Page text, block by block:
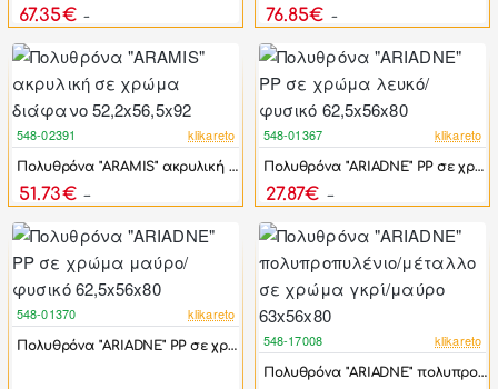
67.35€ 76.85€
-44%
548-02391 klikareto
Πολυθρόνα "ARAMIS" ακρυλική σε χρώμα διάφανο 52,2x56,5x92
51.73€
-44%
548-01367 klikareto
Πολυθρόνα "ARIADNE" PP σε χρώμα λευκό/φυσικό 62,5x56x80
27.87€
-44%
548-01370 klikareto
Πολυθρόνα "ARIADNE" PP σε χρώμα μαύρο/φυσικό 62,5x56x80 -44%
548-17008 klikareto
Πολυθρόνα "ARIADNE" πολυπροπυλένιο/μέταλλο σε χρώμα γκρί/μαύρο 63x56x80